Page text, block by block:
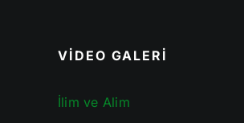
VİDEO GALERİ
İlim ve Alim